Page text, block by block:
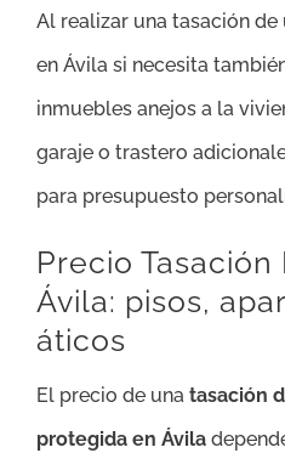
Al realizar una tasación
en Ávila si necesita
inmuebles anejos a la
garaje o trastero
para presupuesto
Precio Tasación
Ávila: pisos,
áticos
El precio de una tasación
protegida en Ávila